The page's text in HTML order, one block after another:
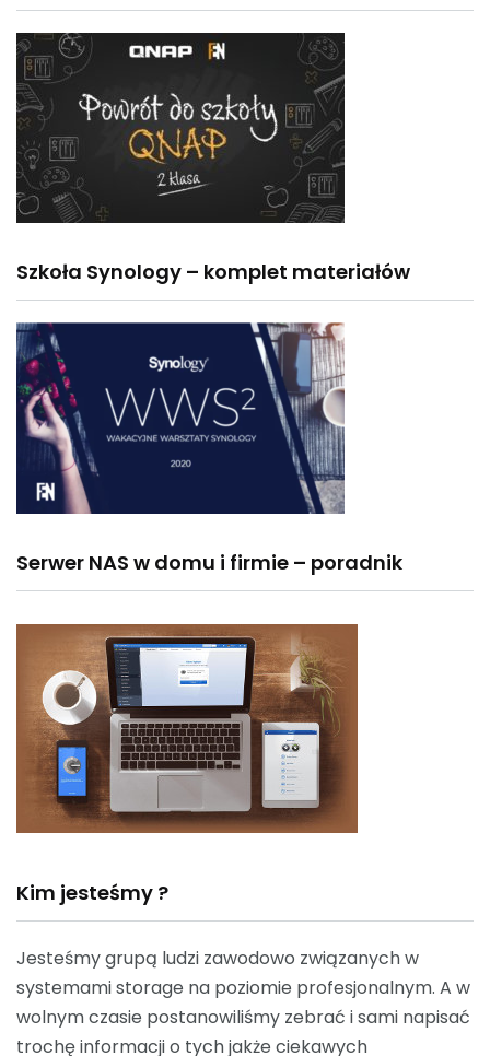
Szkoła Synology – komplet materiałów
Serwer NAS w domu i firmie – poradnik
Kim jesteśmy ?
Jesteśmy grupą ludzi zawodowo związanych w
systemami storage na poziomie profesjonalnym. A w
wolnym czasie postanowiliśmy zebrać i sami napisać
trochę informacji o tych jakże ciekawych